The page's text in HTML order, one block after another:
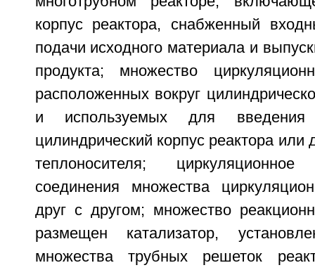
корпус реактора, снабженный
подачи исходного материала и
продукта; множество
расположенных вокруг
и используемых для введения
цилиндрический корпус реактора или
теплоносителя;
соединения множества
друг с другом; множество
размещен катализатор,
множества трубных решеток